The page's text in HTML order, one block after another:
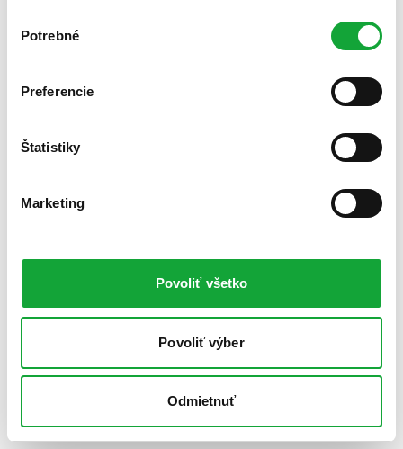
súhlasu
Potrebné
Preferencie
Štatistiky
Marketing
Povoliť všetko
Povoliť výber
Odmietnuť